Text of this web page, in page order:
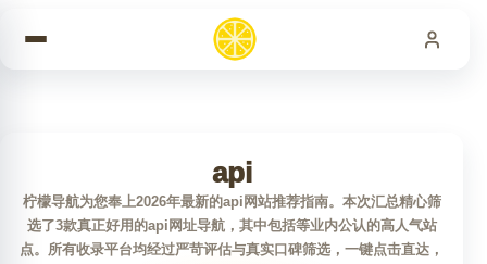
api
柠檬导航为您奉上2026年最新的api网站推荐指南。本次汇总精心筛
选了3款真正好用的api网址导航，其中包括等业内公认的高人气站
点。所有收录平台均经过严苛评估与真实口碑筛选，一键点击直达，